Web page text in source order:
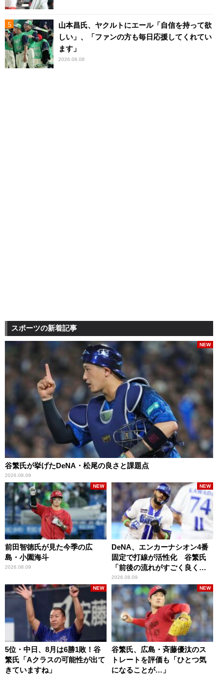
山本昌氏、ヤクルトにエール「自信を持って欲
しい」、「ファンの方も毎日応援してくれてい
ます」
2026.08.08
スポーツの新着記事
谷繁氏が挙げたDeNA・松尾の良さと課題点
2026.08.09
NEW
前田智徳氏が見た今季の広
島・小園海斗
2026.08.09
NEW
DeNA、エンカーナシオン4番
固定で打線が活性化 谷繁氏
「前後の流れがすごく良くな
りましたね」
2026.08.09
NEW
5位・中日、8月は6勝1敗！谷
繁氏「Aクラスの可能性が出て
きていますね」
NEW
谷繁氏、広島・斉藤優汰のス
トレートを評価も「ひとつ気
になることが…」
NEW